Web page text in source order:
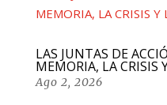
LAS JUNTAS DE
MEMORIA, LA CRISIS
Ago 2, 2026